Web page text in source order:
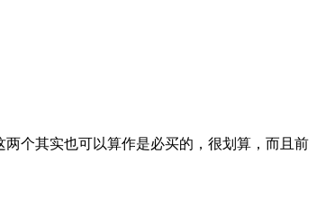
个其实也可以算作是必买的，很划算，而且前